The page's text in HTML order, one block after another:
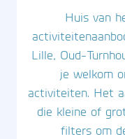
Huis van
Lille, Oud-
je welkom
activiteiten. Het
die kleine of
filters om